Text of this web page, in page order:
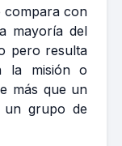
compara con
mayoría del
pero resulta
la misión o
más que un
grupo de